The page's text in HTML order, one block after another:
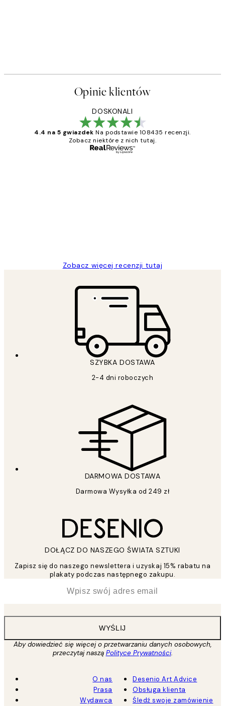
Opinie klientów
DOSKONALI
4.4 na 5 gwiazdek Na podstawie 108435 recenzji.
Zobacz niektóre z nich tutaj.
Zobacz więcej recenzji tutaj
SZYBKA DOSTAWA
2-4 dni roboczych
DARMOWA DOSTAWA
Darmowa Wysyłka od 249 zł
DOŁĄCZ DO NASZEGO ŚWIATA SZTUKI
Zapisz się do naszego newslettera i uzyskaj 15% rabatu na
plakaty podczas następnego zakupu.
WYŚLIJ
Aby dowiedzieć się więcej o przetwarzaniu danych osobowych,
przeczytaj naszą Polityce Prywatności.
O nas
Prasa
Wydawca
Desenio Art Advice
Obsługa klienta
Śledź swoje zamówienie